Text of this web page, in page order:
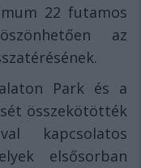
22 futamos
az
Park és a
összekötötték
kapcsolatos
elsősorban